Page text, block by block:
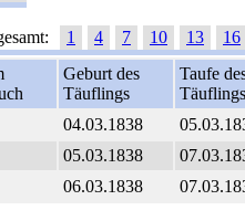
1 4 7 10 13
16
Geburt des
Täuflings
Taufe
Täuflings
04.03.1838
05.03.1838
06.03.1838